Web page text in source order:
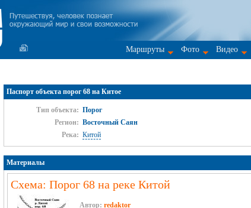
Маршруты Фото Видео
Паспорт объекта порог 68 на Китое
Тип объекта: Порог
Регион: Восточный Саян
Река: Китой
Материалы
Схема: Порог 68 на реке Китой
Автор: redaktor